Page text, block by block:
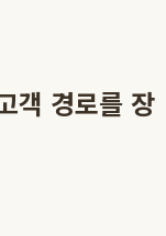
객 경로를 장